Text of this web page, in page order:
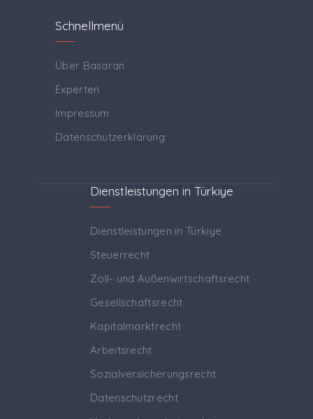
Schnellmenü
Über Basaran
Experten
Impressum
Datenschutzerklärung
Dienstleistungen in Türkiye
Dienstleistungen in Türkiye
Steuerrecht
Zoll- und Außenwirtschaftsrecht
Gesellschaftsrecht
Kapitalmarktrecht
Arbeitsrecht
Sozialversicherungsrecht
Datenschutzrecht